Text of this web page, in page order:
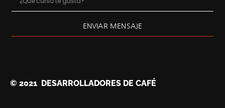
ENVIAR MENSAJE
© 2021 DESARROLLADORES DE CAFÉ